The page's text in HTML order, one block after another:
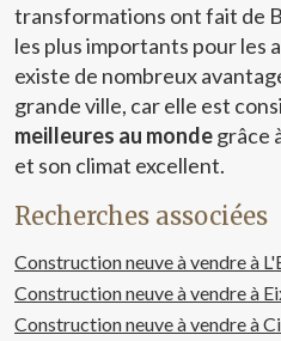
transformations ont fait de
les plus importants pour les
existe de nombreux
grande ville, car elle est
meilleures au mondegrâce
et son climat excellent.
Recherches associées
Construction neuve à vendre à
Construction neuve à vendre à
Construction neuve à vendre à